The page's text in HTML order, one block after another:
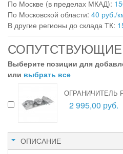
По Москве (в пределах МКАД):
По Московской области: 40 руб./
В другие регионы до склада ТК:
Выберите позиции для
или выбрать все
ОГРАНИЧИТЕЛЬ
2 995,00 руб.
ОПИСАНИЕ